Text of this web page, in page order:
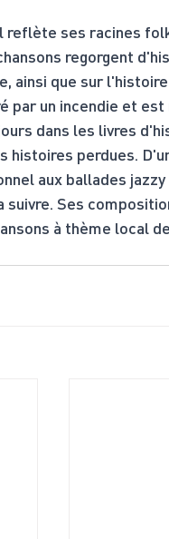
reflète ses racines
regorgent
ainsi que sur
par un incendie et
dans les livres
perdues.
aux ballades
suivre. Ses
à thème local